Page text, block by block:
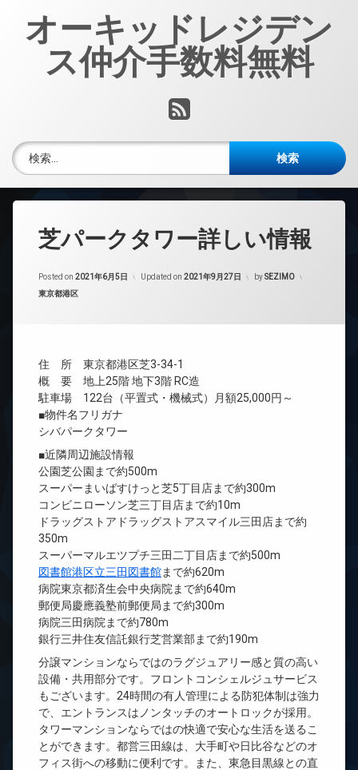
オーキッドレジデン
ス仲介手数料無料
RSS
検索:
芝パークタワー詳しい情報
Posted on 2021年6月5日 Updated on 2021年9月27日 bySEZIMO
カテゴリー:
東京都港区
住 所 東京都港区芝3-34-1
概 要 地上25階 地下3階 RC造
駐車場 122台（平置式・機械式）月額25,000円～
■物件名フリガナ
シバパークタワー
■近隣周辺施設情報
公園芝公園まで約500m
スーパーまいばすけっと芝5丁目店まで約300m
コンビニローソン芝三丁目店まで約10m
ドラッグストアドラッグストアスマイル三田店まで約
350m
スーパーマルエツプチ三田二丁目店まで約500m
図書館港区立三田図書館まで約620m
病院東京都済生会中央病院まで約640m
郵便局慶應義塾前郵便局まで約300m
病院三田病院まで約780m
銀行三井住友信託銀行芝営業部まで約190m
分譲マンションならではのラグジュアリー感と質の高い
設備・共用部分です。フロントコンシェルジュサービス
もございます。24時間の有人管理による防犯体制は強力
で、エントランスはノンタッチのオートロックが採用。
タワーマンションならではの快適で安心な生活を送るこ
とができます。都営三田線は、大手町や日比谷などのオ
フィス街への移動に便利です。また、東急目黒線との直